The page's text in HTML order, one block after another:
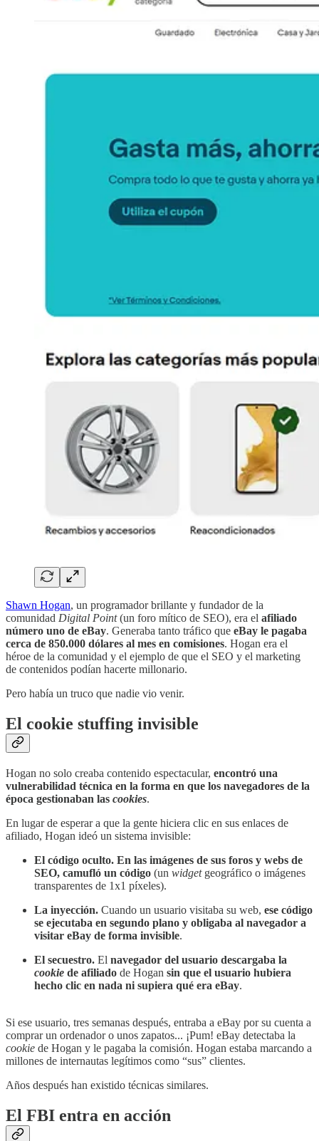
Shawn Hogan, un programador brillante y fundador de la
comunidad Digital Point(un foro mítico de SEO), era el afiliado
número uno de eBay. Generaba tanto tráfico que eBay le pagaba
cerca de 850.000 dólares al mes en comisiones. Hogan era el
héroe de la comunidad y el ejemplo de que el SEO y el marketing
de contenidos podían hacerte millonario.
Pero había un truco que nadie vio venir.
El cookie stuffing invisible
Hogan no solo creaba contenido espectacular, encontró una
vulnerabilidad técnica en la forma en que los navegadores de la
época gestionaban las cookies.
En lugar de esperar a que la gente hiciera clic en sus enlaces de
afiliado, Hogan ideó un sistema invisible:
El código oculto. En las imágenes de sus foros y webs de
SEO, camufló un código (un widgetgeográfico o imágenes
transparentes de 1x1 píxeles).
La inyección. Cuando un usuario visitaba su web, ese código
se ejecutaba en segundo plano y obligaba al navegador a
visitar eBay de forma invisible.
El secuestro. El navegador del usuario descargaba la
cookie de afiliado de Hogan sin que el usuario hubiera
hecho clic en nada ni supiera qué era eBay.
Si ese usuario, tres semanas después, entraba a eBay por su cuenta a
comprar un ordenador o unos zapatos... ¡Pum! eBay detectaba la
cookie de Hogan y le pagaba la comisión. Hogan estaba marcando a
millones de internautas legítimos como “sus” clientes.
Años después han existido técnicas similares.
El FBI entra en acción